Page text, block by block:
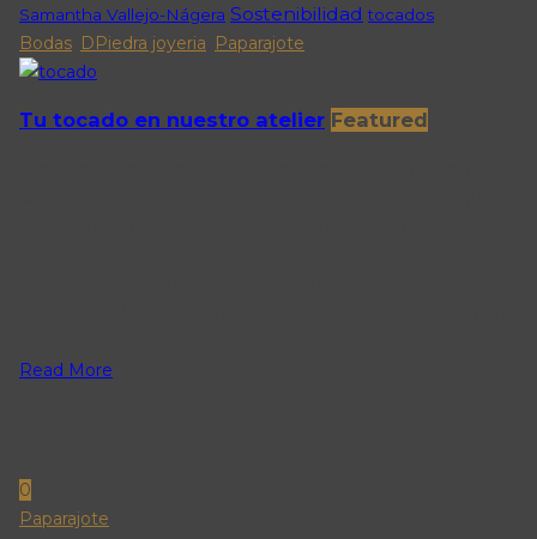
Samantha Vallejo-Nágera Sostenibilidad tocados
Bodas DPiedra joyeria Paparajote
Tu tocado en nuestro atelier Featured
Read More
0
Paparajote